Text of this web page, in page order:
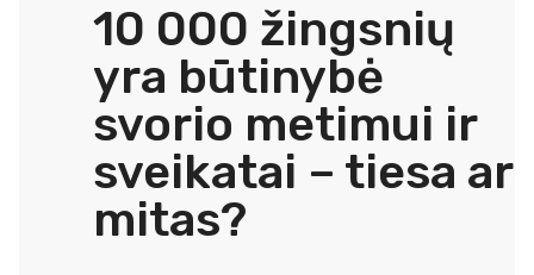
10 000 žingsnių
yra būtinybė
svorio metimui ir
sveikatai – tiesa ar
mitas?